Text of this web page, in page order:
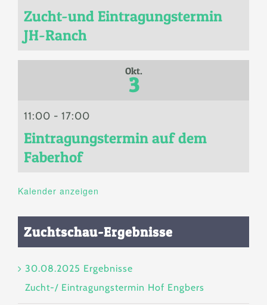
Zucht-und Eintragungstermin
JH-Ranch
Okt.
3
11:00 - 17:00
Eintragungstermin auf dem
Faberhof
Kalender anzeigen
Zuchtschau-Ergebnisse
30.08.2025 Ergebnisse
Zucht-/ Eintragungstermin Hof Engbers